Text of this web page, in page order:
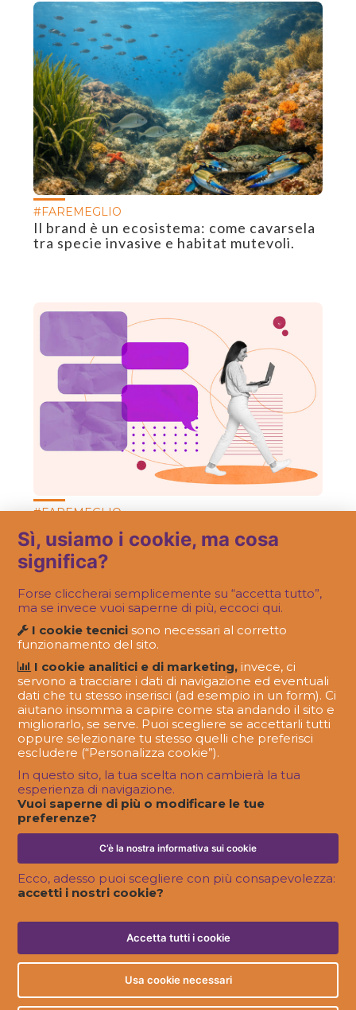
#FAREMEGLIO
Il brand è un ecosistema: come cavarsela
tra specie invasive e habitat mutevoli.
#FAREMEGLIO
Ma una community a cosa serve?
#FAREMEGLIO
Loyalty e community: la soluzione più
giusta è sempre quella su misura
Sì, usiamo i cookie, ma cosa
significa?
Forse cliccherai semplicemente su “accetta tutto”,
ma se invece vuoi saperne di più, eccoci qui.
I cookie tecnici sono necessari al corretto
funzionamento del sito.
I cookie analitici e di marketing, invece, ci
servono a tracciare i dati di navigazione ed eventuali
dati che tu stesso inserisci (ad esempio in un form). Ci
aiutano insomma a capire come sta andando il sito e
migliorarlo, se serve. Puoi scegliere se accettarli tutti
oppure selezionare tu stesso quelli che preferisci
escludere (“Personalizza cookie”).
In questo sito, la tua scelta non cambierà la tua
esperienza di navigazione.
Vuoi saperne di più o modificare le tue
preferenze?
C’è la nostra informativa sui cookie
Ecco, adesso puoi scegliere con più consapevolezza:
accetti i nostri cookie?
Accetta tutti i cookie
Usa cookie necessari